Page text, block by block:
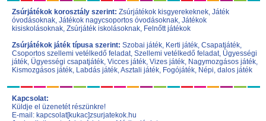
Zsúrjátékok korosztály szerint: Zsúrjátékok kisgyerekeknek, Játék
óvodásoknak, Játékok nagycsoportos óvodásoknak, Játékok
kisiskolásoknak, Zsúrjáték iskolásoknak, Felnőtt játékok
Zsúrjátékok játék típusa szerint: Szobai játék, Kerti játék, Csapatjáték,
Csoportos szellemi vetélkedő feladat, Szellemi vetélkedő feladat, Ügyességi
játék, Ügyességi csapatjáték, Vicces játék, Vizes játék, Nagymozgásos játék,
Kismozgásos játék, Labdás játék,Asztali játék, Fogójáték, Népi, dalos játék
Kapcsolat:
Küldje el üzenetét részünkre!
E-mail: kapcsolat[kukac]zsurjatekok.hu